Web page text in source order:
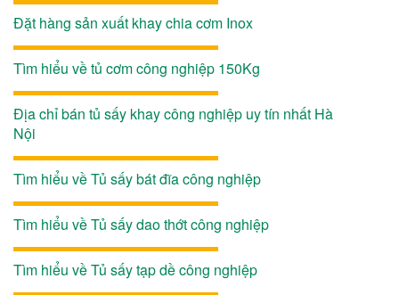
Đặt hàng sản xuất khay chia cơm Inox
Tìm hiểu về tủ cơm công nghiệp 150Kg
Địa chỉ bán tủ sấy khay công nghiệp uy tín nhất Hà
Nội
Tìm hiểu về Tủ sấy bát đĩa công nghiệp
Tìm hiểu về Tủ sấy dao thớt công nghiệp
Tìm hiểu về Tủ sấy tạp dề công nghiệp